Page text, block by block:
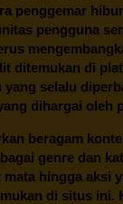
penggemar
pengguna
ditemukan di
selalu
dihargai oleh
beragam
genre dan
hingga aksi
di situs ini.